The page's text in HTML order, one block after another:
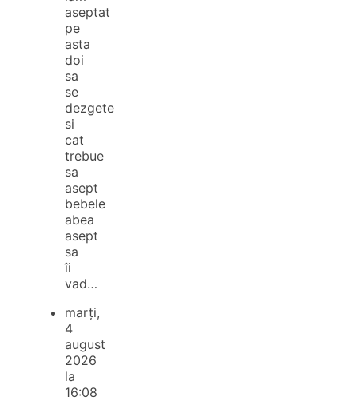
aseptat
pe
asta
doi
sa
se
dezgete
si
cat
trebue
sa
asept
bebele
abea
asept
sa
îi
vad…
marți,
4
august
2026
la
16:08